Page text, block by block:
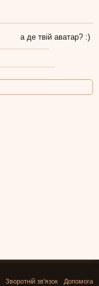
а де твій аватар? :)
Зворотній зв'язок Допомога